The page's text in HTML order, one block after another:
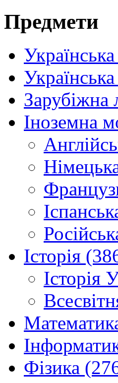
Предмети
Зарубіжна
Іноземна
Історія
Історія
Фізика